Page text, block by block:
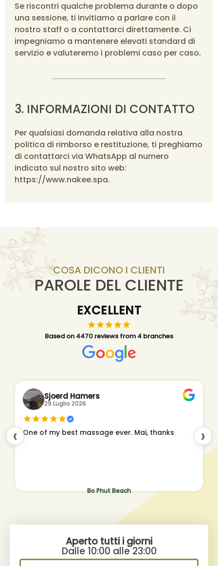
Se riscontri qualche problema durante o dopo
una sessione, ti invitiamo a parlare con il
nostro staff o a contattarci direttamente. Ci
impegniamo a mantenere elevati standard di
servizio e valuteremo i problemi caso per caso.
3. INFORMAZIONI DI CONTATTO
Per qualsiasi domanda relativa alla nostra
politica di rimborso e restituzione, ti preghiamo
di contattarci via WhatsApp al numero
indicato sul nostro sito web:
https://www.nakee.spa.
COSA DICONO I CLIENTI
PAROLE DEL CLIENTE
EXCELLENT
Based on 4470 reviews from 4 branches
‹
Bo Phut Beach
Sjoerd Hamers
29 Luglio 2026
One of my best massage ever. Mai, thanks ›
Aperto tutti i giorni
Dalle 10:00 alle 23:00